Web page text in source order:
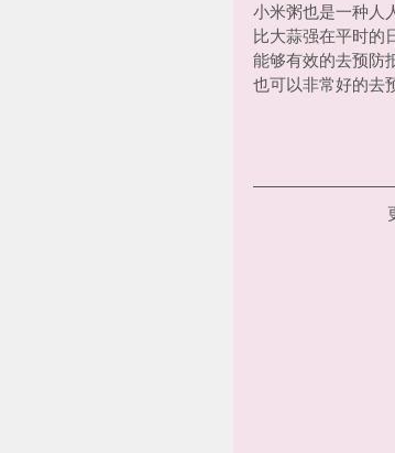
小米粥也是一种人
比大蒜强在平时的
能够有效的去预防
也可以非常好的去